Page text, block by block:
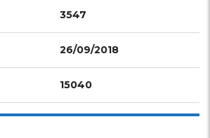
3547
26/09/2018
15040